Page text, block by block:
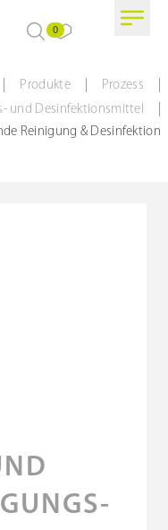
0
Produkte Prozess
und Desinfektionsmittel
Reinigung & Desinfektion